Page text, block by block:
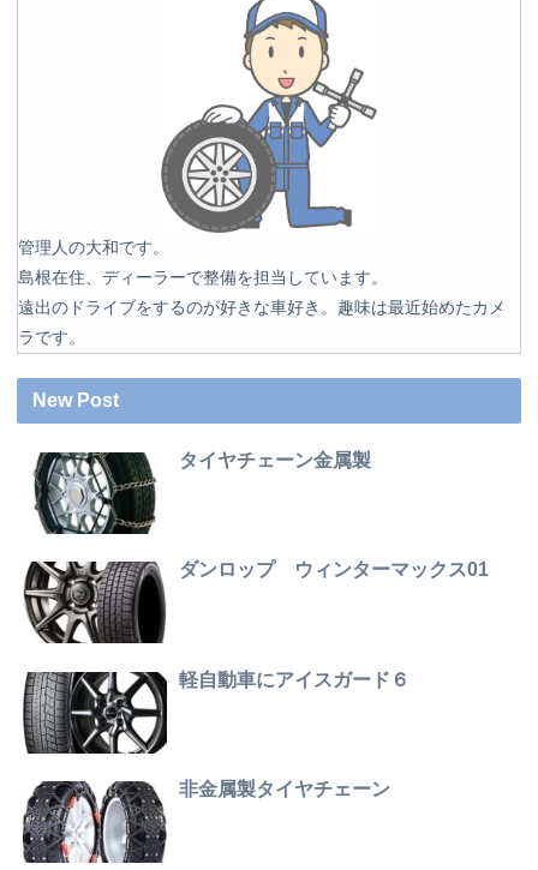
管理人の大和です。
島根在住、ディーラーで整備を担当しています。
遠出のドライブをするのが好きな車好き。趣味は最近始めたカメ
ラです。
New Post
タイヤチェーン金属製
ダンロップ ウィンターマックス01
軽自動車にアイスガード６
非金属製タイヤチェーン